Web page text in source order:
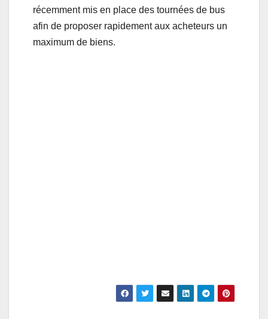
récemment mis en place des tournées de bus
afin de proposer rapidement aux acheteurs un
maximum de biens.